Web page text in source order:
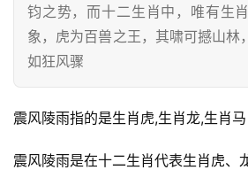
钧之势，而十二生肖中，唯有生
象，虎为百兽之王，其啸可撼山林
如狂风骤
震风陵雨指的是生肖虎,生肖龙,生肖马
震风陵雨是在十二生肖代表生肖虎、